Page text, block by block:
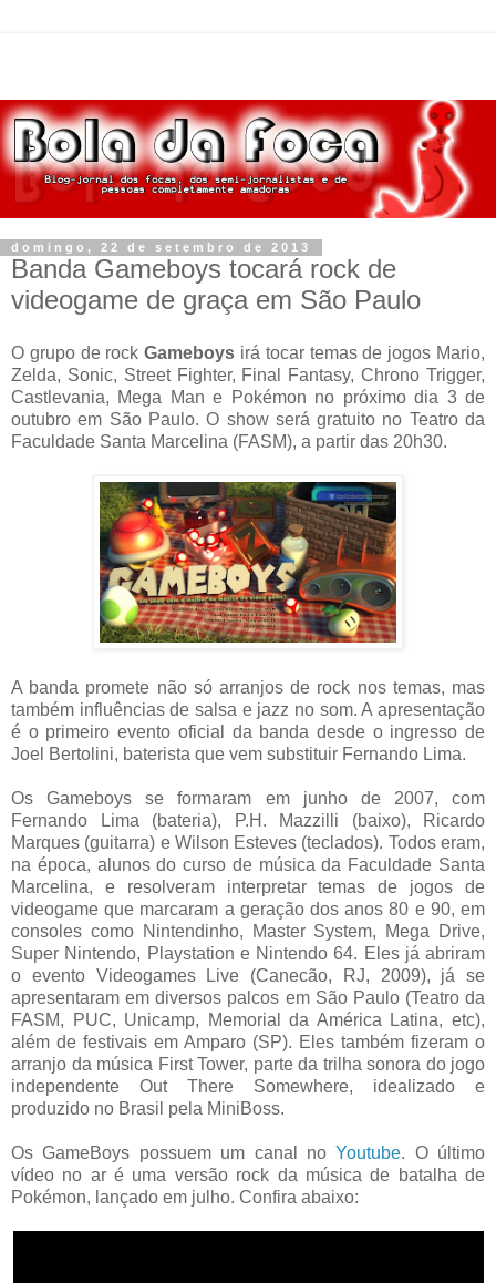
domingo, 22 de setembro de 2013
Banda Gameboys tocará rock de
videogame de graça em São Paulo
O grupo de rockGameboys irá tocar temas de jogos Mario,
Zelda, Sonic, Street Fighter, Final Fantasy, Chrono Trigger,
Castlevania, Mega Man e Pokémon no próximo dia 3 de
outubro em São Paulo. O show será gratuito no Teatro da
Faculdade Santa Marcelina (FASM), a partir das 20h30.
A banda promete não só arranjos de rock nos temas, mas
também influências de salsa e jazz no som. A apresentação
é o primeiro evento oficial da banda desde o ingresso de
Joel Bertolini, baterista que vem substituir Fernando Lima.
Os Gameboys se formaram em junho de 2007, com
Fernando Lima (bateria), P.H. Mazzilli (baixo), Ricardo
Marques (guitarra) e Wilson Esteves (teclados). Todos eram,
na época, alunos do curso de música da Faculdade Santa
Marcelina, e resolveram interpretar temas de jogos de
videogame que marcaram a geração dos anos 80 e 90, em
consoles como Nintendinho, Master System, Mega Drive,
Super Nintendo, Playstation e Nintendo 64. Eles já abriram
o evento Videogames Live (Canecão, RJ, 2009), já se
apresentaram em diversos palcos em São Paulo (Teatro da
FASM, PUC, Unicamp, Memorial da América Latina, etc),
além de festivais em Amparo (SP). Eles também fizeram o
arranjo da música First Tower, parte da trilha sonora do jogo
independente Out There Somewhere, idealizado e
produzido no Brasil pela MiniBoss.
Os GameBoys possuem um canal noYoutube. O último
vídeo no ar é uma versão rock da música de batalha de
Pokémon, lançado em julho. Confira abaixo: